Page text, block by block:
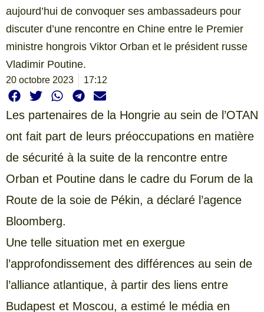
aujourd’hui de convoquer ses ambassadeurs pour
discuter d’une rencontre en Chine entre le Premier
ministre hongrois Viktor Orban et le président russe
Vladimir Poutine.
20 octobre 2023 17:12
Les partenaires de la Hongrie au sein de l’OTAN
ont fait part de leurs préoccupations en matière
de sécurité à la suite de la rencontre entre
Orban et Poutine dans le cadre du Forum de la
Route de la soie de Pékin, a déclaré l’agence
Bloomberg.
Une telle situation met en exergue
l’approfondissement des différences au sein de
l’alliance atlantique, à partir des liens entre
Budapest et Moscou, a estimé le média en